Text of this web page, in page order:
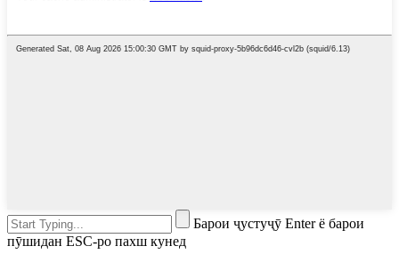
Барои ҷустуҷӯ Enter ё барои
пӯшидан ESC-ро пахш кунед